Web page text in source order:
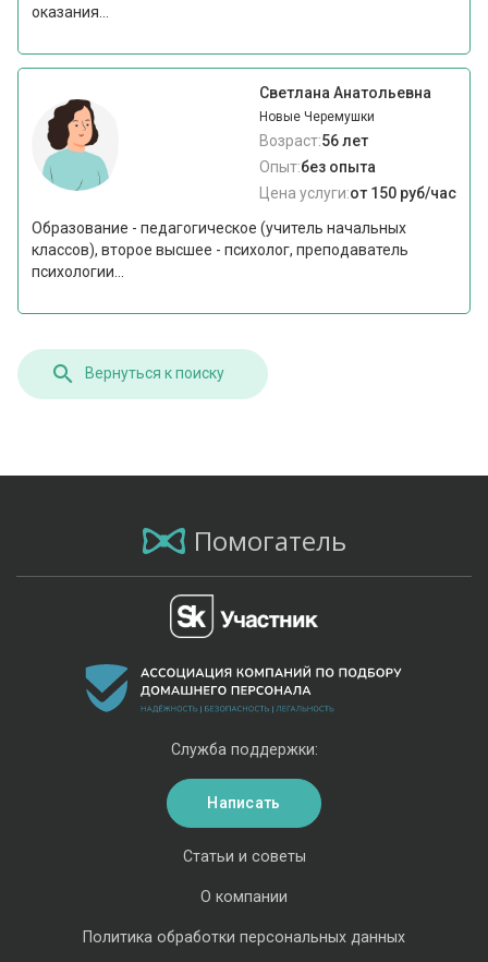
оказания...
Светлана Анатольевна
Новые Черемушки
Возраст:56 лет
Опыт:без опыта
Цена услуги:от 150 руб/час
Образование - педагогическое (учитель начальных
классов), второе высшее - психолог, преподаватель
психологии...
Вернуться к поиску
Помогатель
Статьи и советы
О компании
Политика обработки персональных данных
Служба поддержки:
Написать